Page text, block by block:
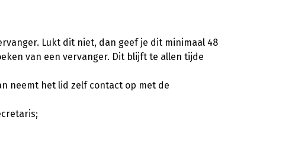
Lukt dit niet, dan geef je dit minimaal 48
van een vervanger. Dit blijft te allen tijde
neemt het lid zelf contact op met de